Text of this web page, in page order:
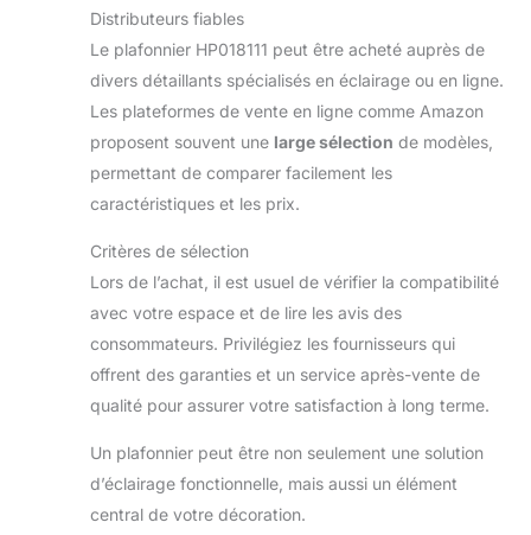
Distributeurs fiables
Le plafonnier HP018111 peut être acheté auprès de
divers détaillants spécialisés en éclairage ou en ligne.
Les plateformes de vente en ligne comme Amazon
proposent souvent une large sélection de modèles,
permettant de comparer facilement les
caractéristiques et les prix.
Critères de sélection
Lors de l’achat, il est usuel de vérifier la compatibilité
avec votre espace et de lire les avis des
consommateurs. Privilégiez les fournisseurs qui
offrent des garanties et un service après-vente de
qualité pour assurer votre satisfaction à long terme.
Un plafonnier peut être non seulement une solution
d’éclairage fonctionnelle, mais aussi un élément
central de votre décoration.